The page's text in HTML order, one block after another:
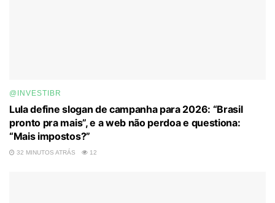
@INVESTIBR
Lula define slogan de campanha para 2026: “Brasil
pronto pra mais”, e a web não perdoa e questiona:
“Mais impostos?”
32 MINUTOS ATRÁS 12